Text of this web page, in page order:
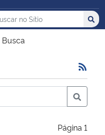
no no Sítio
Busca
Página 1